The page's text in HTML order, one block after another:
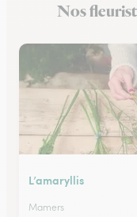
Fleuristes à Conlie
Nos
L’amaryllis
Mamers